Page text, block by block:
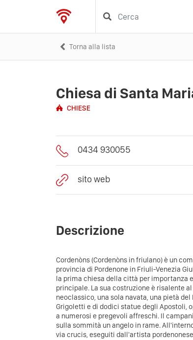
Torna alla lista
Chiesa di Santa
CHIESE
0434 930055
sito web
Descrizione
Cordenòns (Cordenòns in friulano) è un
provincia di Pordenone in Friuli-Venezia
la prima chiesa della città per importanza
principale. La sua costruzione è risalente
neoclassico, una sola navata, una pietà
Grigoletti e di dodici statue degli Apostoli,
a numerosi e pregevoli affreschi. Il
sulla sommità un angelo in rame.
via crucis, eseguiti dall'artista pordenonese